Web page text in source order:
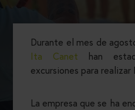
Durante el mes de
Ita Canet han
excursiones para realizar
La empresa que se ha